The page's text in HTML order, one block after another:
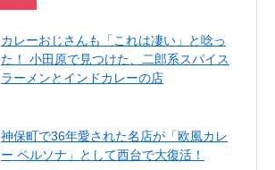
カレーおじさんも「これは凄い」と唸っ
た！ 小田原で見つけた、二郎系スパイス
ラーメンとインドカレーの店
神保町で36年愛された名店が「欧風カレ
ー ペルソナ」として西台で大復活！